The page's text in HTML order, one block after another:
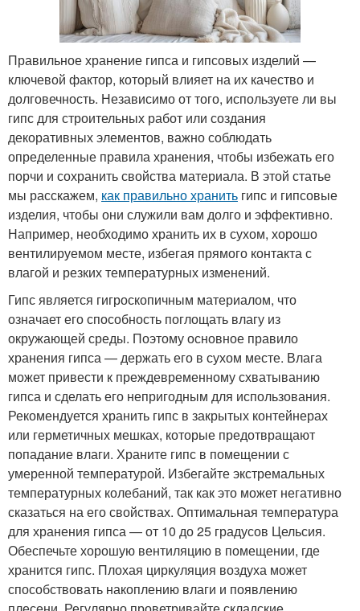
Правильное хранение гипса и гипсовых изделий —
ключевой фактор, который влияет на их качество и
долговечность. Независимо от того, используете ли вы
гипс для строительных работ или создания
декоративных элементов, важно соблюдать
определенные правила хранения, чтобы избежать его
порчи и сохранить свойства материала. В этой статье
мы расскажем, как правильно хранить гипс и гипсовые
изделия, чтобы они служили вам долго и эффективно.
Например, необходимо хранить их в сухом, хорошо
вентилируемом месте, избегая прямого контакта с
влагой и резких температурных изменений.
Гипс является гигроскопичным материалом, что
означает его способность поглощать влагу из
окружающей среды. Поэтому основное правило
хранения гипса — держать его в сухом месте. Влага
может привести к преждевременному схватыванию
гипса и сделать его непригодным для использования.
Рекомендуется хранить гипс в закрытых контейнерах
или герметичных мешках, которые предотвращают
попадание влаги. Храните гипс в помещении с
умеренной температурой. Избегайте экстремальных
температурных колебаний, так как это может негативно
сказаться на его свойствах. Оптимальная температура
для хранения гипса — от 10 до 25 градусов Цельсия.
Обеспечьте хорошую вентиляцию в помещении, где
хранится гипс. Плохая циркуляция воздуха может
способствовать накоплению влаги и появлению